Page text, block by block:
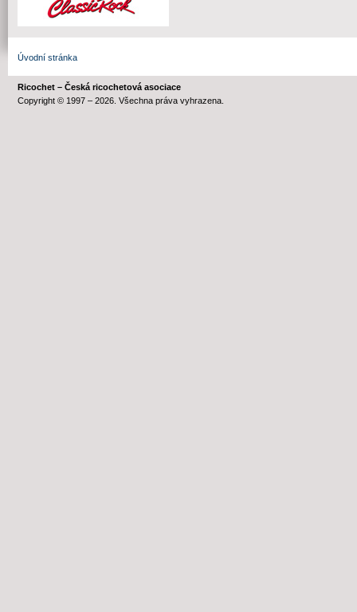
Úvodní stránka
Ricochet – Česká ricochetová asociace
Copyright © 1997 – 2026. Všechna práva vyhrazena.